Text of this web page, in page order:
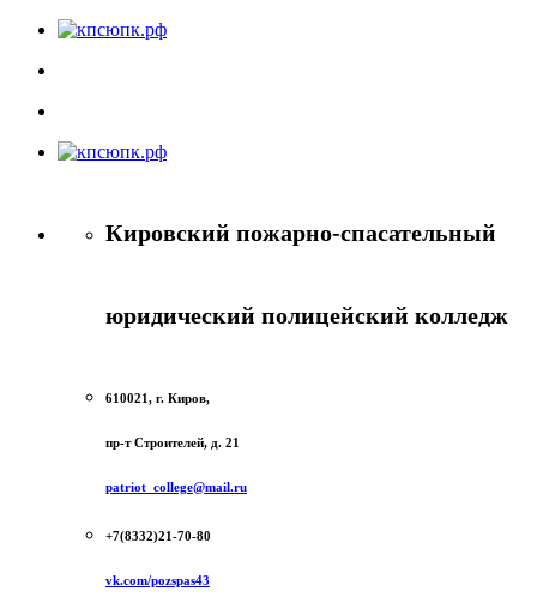
Кировский пожарно-спасательный
юридический полицейский колледж
610021, г. Киров,
пр-т Строителей, д. 21
patriot_college@mail.ru
+7(8332)21-70-80
vk.com/pozspas43